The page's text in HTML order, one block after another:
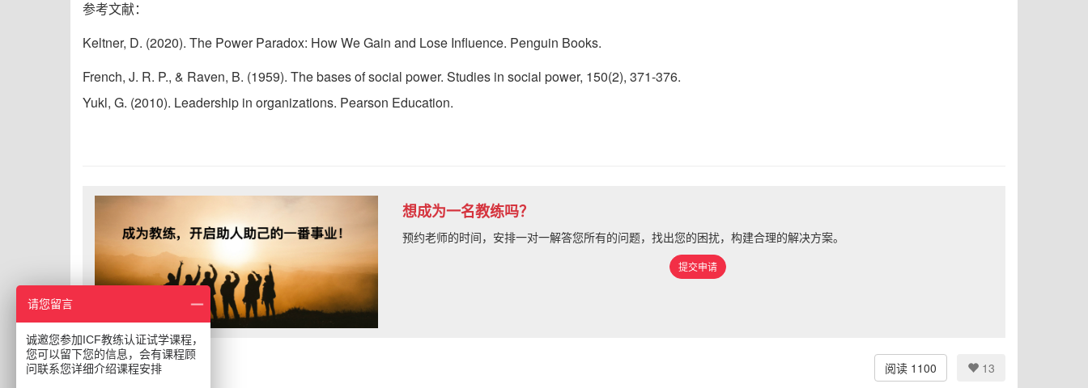
参考文献：
Keltner, D. (2020). The Power Paradox: How We Gain and Lose Influence. Penguin Books.
French, J. R. P., & Raven, B. (1959). The bases of social power. Studies in social power, 150(2), 371-376.
Yukl, G. (2010). Leadership in organizations. Pearson Education.
想成为一名教练吗？
预约老师的时间，安排一对一解答您所有的问题，找出您的困扰，构建合理的解决方案。
提交申请
阅读 1100 13
请您留言
诚邀您参加ICF教练认证试学课程，
您可以留下您的信息，会有课程顾
问联系您详细介绍课程安排